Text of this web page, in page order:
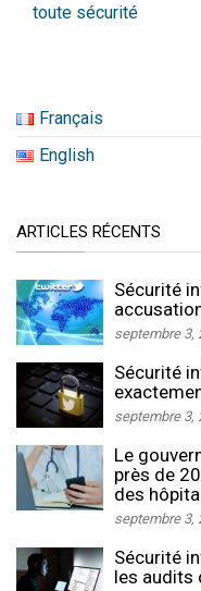
toute sécurité
Français
English
ARTICLES RÉCENTS
Sécurité
septembre 3,
Sécurité
septembre 3,
Le
près de
des
septembre 3,
Sécurité
les audits